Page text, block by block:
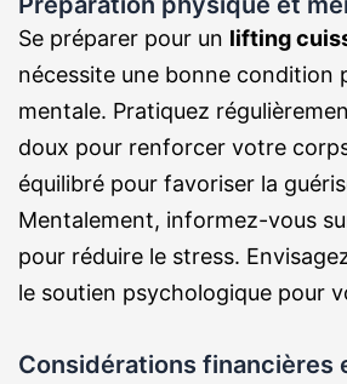
Se préparer pour un lifting
nécessite une bonne condition
mentale. Pratiquez
doux pour renforcer votre
équilibré pour favoriser la
Mentalement, informez-vous
pour réduire le stress.
le soutien psychologique pour
Considérations financières